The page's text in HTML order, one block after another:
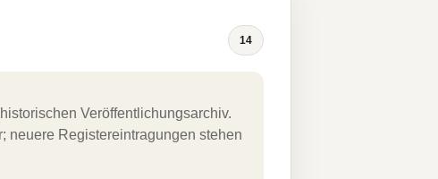
14
Veröffentlichungsarchiv.
neuere Registereintragungen stehen